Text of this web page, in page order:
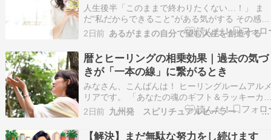
人生後半「このままで終わりたくない…！」 ま
だ“私だからできること”がある気がする その感覚
は魂からのサイン 足りない何かを埋めようとし
も答えを探しに行っても どこか満たされなかっ
のは “魂が望む生き方”をまだ生きれてないから
う無理に頑張らなくていい“あなただけの答え”…
2日前 あるがままの自分で望む人生を創造する
暦とヒーリングの相乗効果｜過去の気づ
きが「一本の線」に繋がるとき
みなさん、こんばんは！ ヒーリングルームアル
リアです。 「あなたの魂のギフト＆ラッキーカ
ー」モニター通話セッション8月のモニター枠は
り1枠です とにかく楽しいセッションです。しば
くは勉強のため暦鑑定は無料でヒーリング施術料
2日前 九州発 スピリチュアルヒーラー 松 純子
【解決】まだ無駄な努力をし続けます